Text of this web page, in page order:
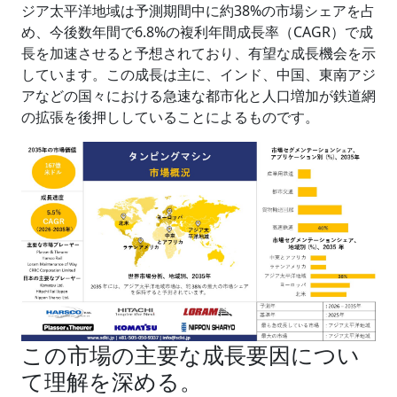
ジア太平洋地域は予測期間中に約38%の市場シェアを占
め、今後数年間で6.8%の複利年間成長率（CAGR）で成
長を加速させると予想されており、有望な成長機会を示
しています。この成長は主に、インド、中国、東南アジ
アなどの国々における急速な都市化と人口増加が鉄道網
の拡張を後押ししていることによるものです。
この市場の主要な成長要因につい
て理解を深める。